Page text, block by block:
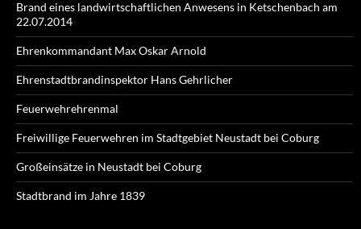
Brand eines landwirtschaftlichen Anwesens in Ketschenbach am
22.07.2014
Ehrenkommandant Max Oskar Arnold
Ehrenstadtbrandinspektor Hans Gehrlicher
Feuerwehrehrenmal
Freiwillige Feuerwehren im Stadtgebiet Neustadt bei Coburg
Großeinsätze in Neustadt bei Coburg
Stadtbrand im Jahre 1839